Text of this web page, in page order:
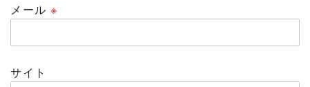
メール※
サイト